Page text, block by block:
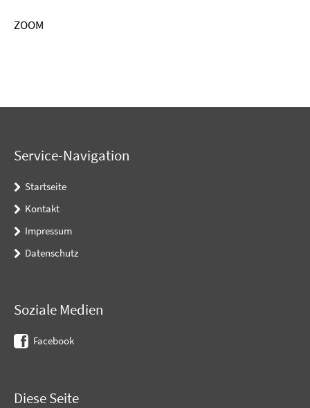
ZOOM
Service-Navigation
Startseite
Kontakt
Impressum
Datenschutz
Soziale Medien
Facebook
Diese Seite